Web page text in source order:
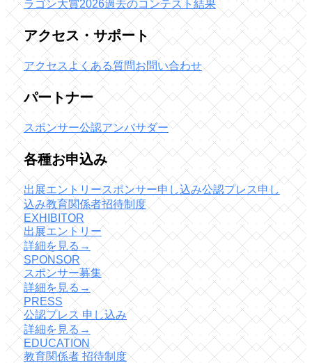
ラゴン大賞2026過去のコンテスト結果
アクセス・サポート
アクセスよくある質問お問い合わせ
パートナー
スポンサー公認アンバサダー
各種お申込み
出展エントリースポンサー申し込み公認プレス申し
込み教育関係者招待制度
EXHIBITOR
出展エントリー
詳細を見る→
SPONSOR
スポンサー募集
詳細を見る→
PRESS
公認プレス 申し込み
詳細を見る→
EDUCATION
教育関係者 招待制度